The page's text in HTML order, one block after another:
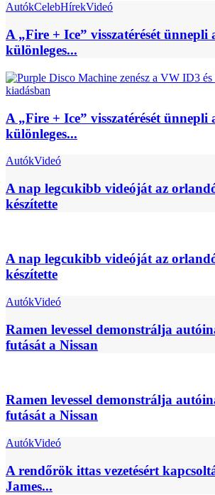
AutókCelebHírekVideó
A „Fire + Ice” visszatérését ünnepli
különleges...
A „Fire + Ice” visszatérését ünnepli
különleges...
AutókVideó
A nap legcukibb videóját az
készítette
A nap legcukibb videóját az
készítette
AutókVideó
Ramen levessel demonstrálja
futását a Nissan
Ramen levessel demonstrálja
futását a Nissan
AutókVideó
A rendőrök ittas vezetésért
James...